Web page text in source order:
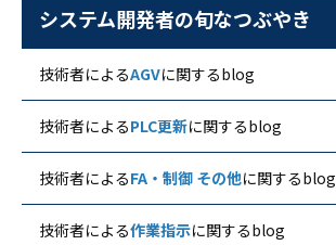
システム開発者の旬なつぶやき
技術者によるAGVに関するblog
技術者によるPLC更新に関するblog
技術者によるFA・制御 その他に関するblog
技術者による作業指示に関するblog